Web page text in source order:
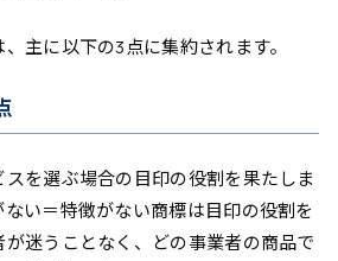
主に以下の3点に集約されます。
を選ぶ場合の目印の役割を果たしま
い＝特徴がない商標は目印の役割を
迷うことなく、どの事業者の商品で